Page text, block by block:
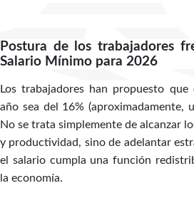
Postura de los trabajadores
Salario Mínimo para 2026
Los trabajadores han propuesto
año sea del 16% (aproximadamente,
No se trata simplemente de alcanzar
y productividad, sino de adelantar
el salario cumpla una función
la economía.